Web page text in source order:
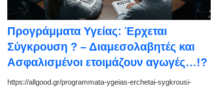
Προγράμματα Υγείας: Έρχεται
Σύγκρουση ? – Διαμεσολαβητές και
Ασφαλισμένοι ετοιμάζουν αγωγές…!?
https://allgood.gr/programmata-ygeias-erchetai-sygkrousi-